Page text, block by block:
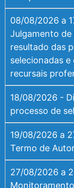
08/08/2026 a
Julgamento
resultado das
selecionadas
recursais
18/08/2026 -
processo de
19/08/2026 a
Termo de
27/08/2026 a